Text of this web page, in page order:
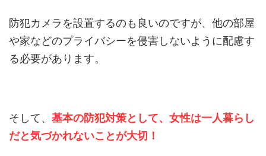
防犯カメラを設置するのも良いのですが、他の部屋
や家などのプライバシーを侵害しないように配慮す
る必要があります。
そして、 基本の防犯対策として、女性は一人暮らし
だと気づかれないことが大切！